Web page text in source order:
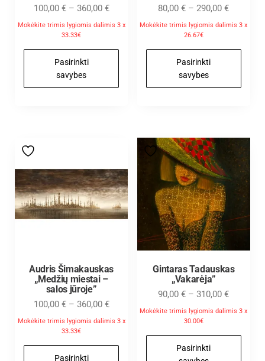
100,00 € – 360,00 €
Mokėkite trimis lygiomis dalimis 3 x
33.33€
Pasirinkti
savybes
80,00€ – 290,00€
Mokėkite trimis lygiomis dalimis 3 x
26.67€
Pasirinkti
savybes
Audris Šimakauskas
„Medžių miestai –
salos jūroje”
100,00 € – 360,00 €
Mokėkite trimis lygiomis dalimis 3 x
33.33€
Pasirinkti
Gintaras Tadauskas
„Vakarėja”
90,00€ – 310,00€
Mokėkite trimis lygiomis dalimis 3 x
30.00€
Pasirinkti